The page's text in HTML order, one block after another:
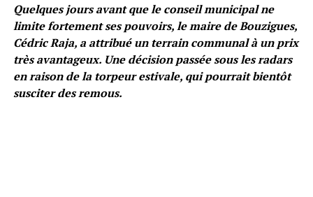
Quelques jours avant que le conseil municipal ne
limite fortement ses pouvoirs, le maire de Bouzigues,
Cédric Raja, a attribué un terrain communal à un prix
très avantageux. Une décision passée sous les radars
en raison de la torpeur estivale, qui pourrait bientôt
susciter des remous.